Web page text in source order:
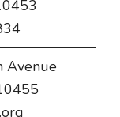
Avenue